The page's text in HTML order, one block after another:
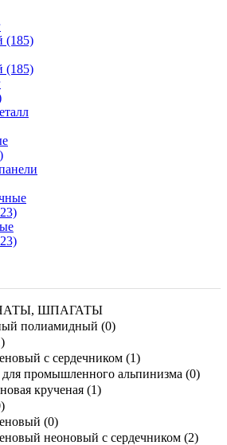
(185)
ШПАГАТЫ
полиамидный (0)
с сердечником (1)
для промышленного альпинизма (0)
крученая (1)
(0)
неоновый с сердечником (2)